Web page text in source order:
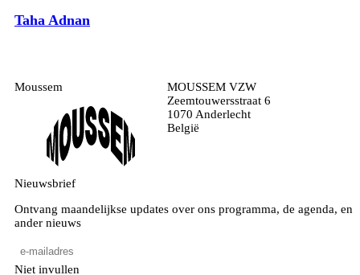
Taha Adnan
Moussem
MOUSSEM VZW
Zeemtouwersstraat 6
1070 Anderlecht
België
Nieuwsbrief
Ontvang maandelijkse updates over ons programma, de agenda, en
ander nieuws
Niet invullen